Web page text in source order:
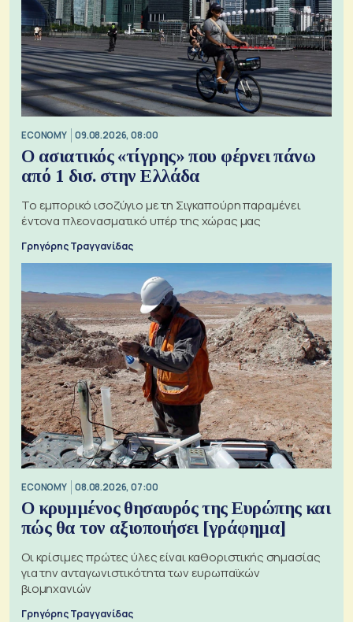
ECONOMY 09.08.2026, 08:00
Ο ασιατικός «τίγρης» που φέρνει πάνω
από 1 δισ. στην Ελλάδα
Το εμπορικό ισοζύγιο με τη Σιγκαπούρη παραμένει
έντονα πλεονασματικό υπέρ της χώρας μας
Γρηγόρης Τραγγανίδας
ECONOMY 08.08.2026, 07:00
Ο κρυμμένος θησαυρός της Ευρώπης και
πώς θα τον αξιοποιήσει [γράφημα]
Οι κρίσιμες πρώτες ύλες είναι καθοριστικής σημασίας
για την ανταγωνιστικότητα των ευρωπαϊκών
βιομηχανιών
Γρηγόρης Τραγγανίδας